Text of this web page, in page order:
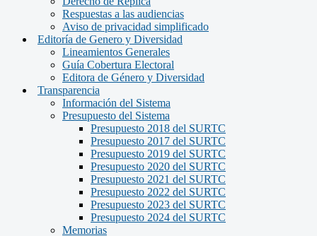
Respuestas a las audiencias
Aviso de privacidad simplificado
Editoría de Genero y Diversidad
Lineamientos Generales
Guía Cobertura Electoral
Editora de Género y Diversidad
Transparencia
Información del Sistema
Presupuesto del Sistema
Presupuesto 2018 del SURTC
Presupuesto 2017 del SURTC
Presupuesto 2019 del SURTC
Presupuesto 2020 del SURTC
Presupuesto 2021 del SURTC
Presupuesto 2022 del SURTC
Presupuesto 2023 del SURTC
Presupuesto 2024 del SURTC
Memorias